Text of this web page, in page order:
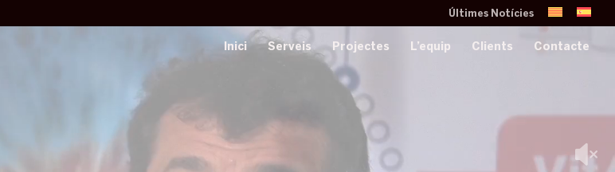
Últimes Notícies
Inici Serveis Projectes L’equip Clients Contacte